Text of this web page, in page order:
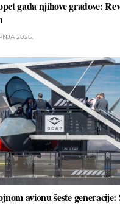
gađa njihove gradove:
2026.
avionu šeste